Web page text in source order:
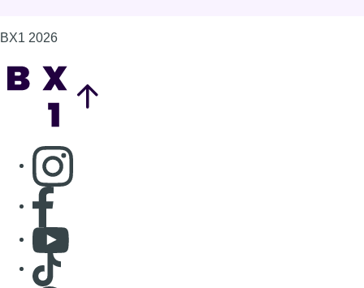
BX1 2026
Consulter page Instagram
Consulter page Facebook
Consulter Youtube
Consulter TikTok